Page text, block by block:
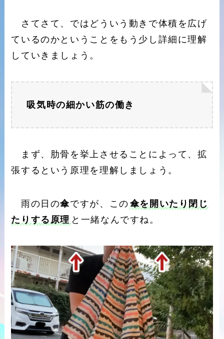
さてさて、ではどういう動きで体積を広げ
ているのかということをもう少し詳細に理解
していきましょう。
吸気時の細かい筋の働き
まず、肋骨を挙上させることによって、拡
張するという原理を理解しましょう。
雨の日の傘ですが、この 傘を開いたり閉じ
たりする原理 と一緒なんですね。